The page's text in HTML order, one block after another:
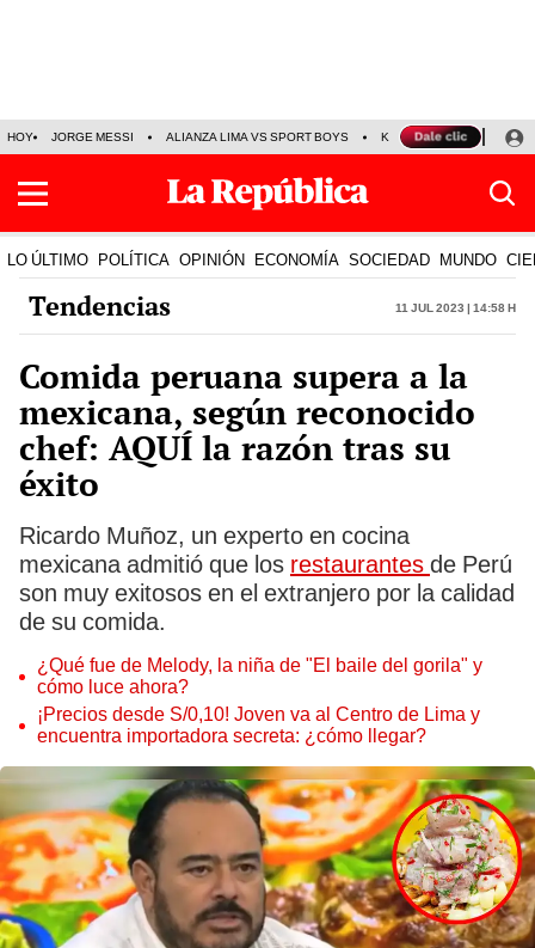
HOY JORGE MESSI ALIANZA LIMA VS SPORT BOYS KENJI FUJIMORI
LO ÚLTIMO POLÍTICA OPINIÓN ECONOMÍA SOCIEDAD MUNDO
Tendencias 11 Jul 2023 | 14:58 h
Comida peruana supera a la
mexicana, según reconocido
chef: AQUÍ la razón tras su
éxito
Ricardo Muñoz, un experto en cocina
mexicana admitió que los restaurantes de Perú
son muy exitosos en el extranjero por la calidad
de su comida.
¿Qué fue de Melody, la niña de "El baile del gorila" y
cómo luce ahora?
¡Precios desde S/0,10! Joven va al Centro de Lima y
encuentra importadora secreta: ¿cómo llegar?